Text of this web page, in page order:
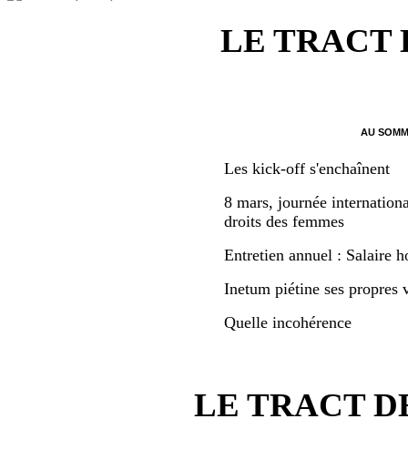
LE TRACT
AU
Les kick-off s'enchaînent
8 mars, journée
droits des femmes
Entretien annuel : Salaire
Inetum piétine ses propres
Quelle incohérence
LE TRACT